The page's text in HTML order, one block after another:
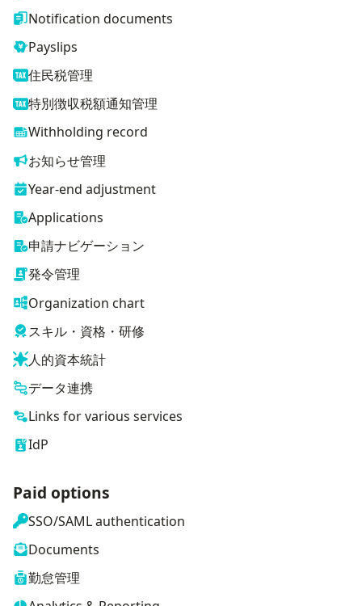
Notification documents
Payslips
住民税管理
特別徴収税額通知管理
Withholding record
お知らせ管理
Year-end adjustment
Applications
申請ナビゲーション
発令管理
Organization chart
スキル・資格・研修
人的資本統計
データ連携
Links for various services
IdP
Paid options
SSO/SAML authentication
Documents
勤怠管理